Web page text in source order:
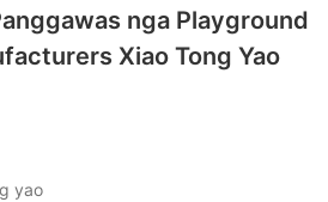
nga Playground
Xiao Tong Yao
yao